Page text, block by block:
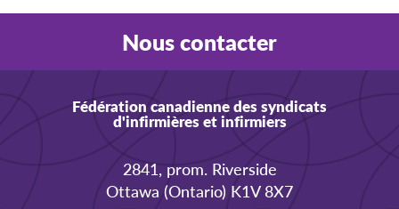
Nous contacter
Fédération canadienne des syndicats
d'infirmières et infirmiers
2841, prom. Riverside
Ottawa (Ontario) K1V 8X7